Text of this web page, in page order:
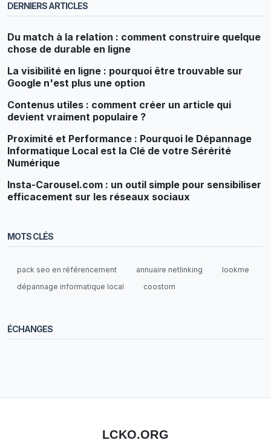
DERNIERS ARTICLES
Du match à la relation : comment construire quelque
chose de durable en ligne
La visibilité en ligne : pourquoi être trouvable sur
Google n'est plus une option
Contenus utiles : comment créer un article qui
devient vraiment populaire ?
Proximité et Performance : Pourquoi le Dépannage
Informatique Local est la Clé de votre Sérérité
Numérique
Insta-Carousel.com : un outil simple pour sensibiliser
efficacement sur les réseaux sociaux
MOTS CLÉS
pack seo en référencement annuaire netlinking
lookme
dépannage informatique local
coostom
ÉCHANGES
LCKO.ORG